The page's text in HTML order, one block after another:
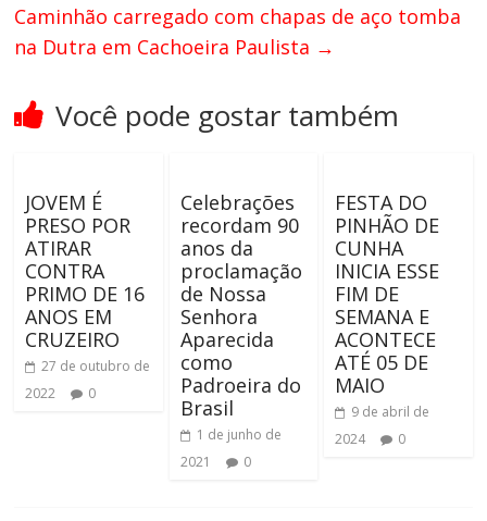
Caminhão carregado com chapas de aço tomba
na Dutra em Cachoeira Paulista →
Você pode gostar também
JOVEM É
PRESO POR
ATIRAR
CONTRA
PRIMO DE 16
ANOS EM
CRUZEIRO
27 de outubro de
2022
0
Celebrações
recordam 90
anos da
proclamação
de Nossa
Senhora
Aparecida
como
Padroeira do
Brasil
1 de junho de
2021
0
FESTA DO
PINHÃO DE
CUNHA
INICIA ESSE
FIM DE
SEMANA E
ACONTECE
ATÉ 05 DE
MAIO
9 de abril de
2024
0